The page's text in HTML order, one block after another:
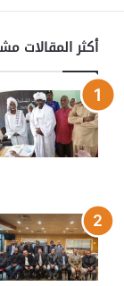
أكثر المقالات